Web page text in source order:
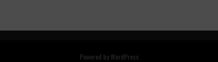
Powered byWordPress